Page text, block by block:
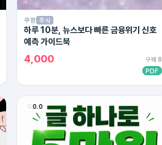
쿠팡 주식
하루 10분, 뉴스보다 빠른 금융위기 신호
예측 가이드북
4,000
구매 8
PDF
0.0